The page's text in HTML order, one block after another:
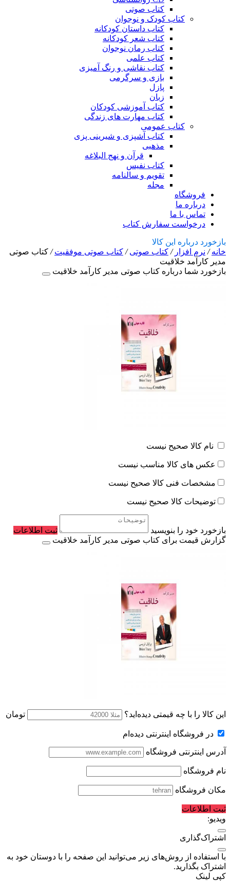
کتاب صوتی
کتاب کودک و نوجوان
کتاب داستان کودکانه
کتاب شعر کودکانه
کتاب رمان نوجوان
کتاب علمی
کتاب نقاشی و رنگ آمیزی
بازی و سرگرمی
پازل
زبان
کتاب آموزشی کودکان
کتاب مهارت های زندگی
کتاب عمومی
کتاب آشپزی و شیرینی پزی
مذهبی
قرآن و نهج البلاغه
کتاب نفیس
تقویم و سالنامه
مجله
فروشگاه
درباره ما
تماس با ما
درخواست سفارش کتاب
بازخورد درباره این کالا
خانه/ نرم افزار / کتاب صوتی/ کتاب صوتی موفقیت/ کتاب صوتی
مدیر کارآمد خلاقیت
بازخورد شما درباره کتاب صوتی مدیر کارآمد خلاقیت
نام کالا صحیح نیست
عکس های کالا مناسب نیست
مشخصات فنی کالا صحیح نیست
توضیحات کالا صحیح نیست
بازخورد خود را بنویسید
ثبت اطلاعات
گزارش قیمت برای کتاب صوتی مدیر کارآمد خلاقیت
این کالا را با چه قیمتی دیده‌اید؟ تومان
در فروشگاه اینترنتی دیده‌ام
آدرس اینترنتی فروشگاه
نام فروشگاه
مکان فروشگاه
ثبت اطلاعات
ویدیو:
اشتراک‌گذاری
با استفاده از روش‌های زیر می‌توانید این صفحه را با دوستان خود به
اشتراک بگذارید.
کپی لینک